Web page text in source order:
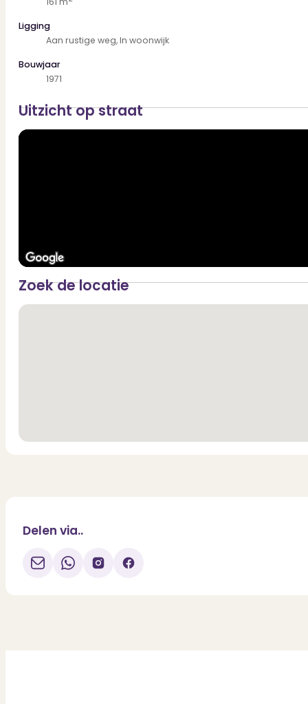
Ligging
Aan rustige weg, In woonwijk
Bouwjaar
1971
Uitzicht op straat
Zoek de locatie
Delen via..